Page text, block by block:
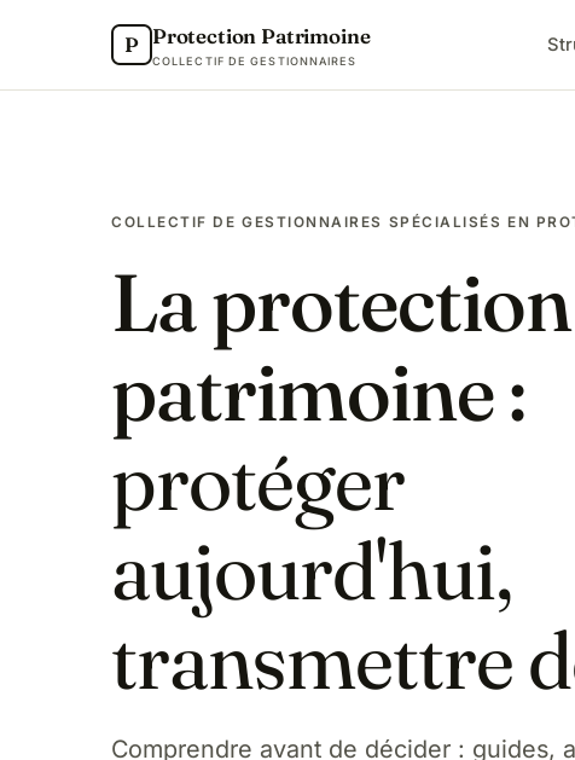
P Protection Patrimoine
COLLECTIF DE GESTIONNAIRES
COLLECTIF DE GESTIONNAIRES SPÉCIALISÉS EN
La
patrimoine :
protéger
aujourd'hui,
transmettre
Comprendre avant de décider : guides,